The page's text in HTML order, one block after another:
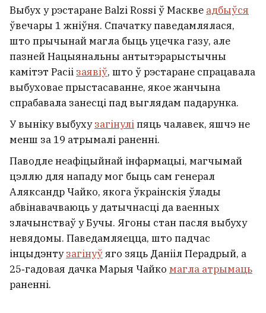
Выбух у рэстаране Balzi Rossi ў Маскве адбыўся
ўвечары 1 жніўня. Спачатку паведамлялася,
што прычынай магла быць уцечка газу, але
пазней Нацыянальны антытэрарыстычны
камітэт Расіі заявіў, што ў рэстаране спрацавала
выбуховае прыстасаванне, якое жанчына
спрабавала занесці пад выглядам падарунка.
У выніку выбухузагінуліпяць чалавек, яшчэ не
менш за 19 атрымалі раненні.
Паводле неафіцыйнай інфармацыі, магчымай
цэллю для нападу мог быць сам генерал
Аляксандр Чайко, якога ўкраінскія ўлады
абвінавачваюць у датычнасці да ваенных
злачынстваў у Бучы. Ягоны стан пасля выбуху
невядомы. Паведамляецца, што падчас
інцыдэнтузагінуўяго зяць Данііл Перадрый, а
25‑гадовая дачка Марыя Чайко магла атрымаць
раненні.